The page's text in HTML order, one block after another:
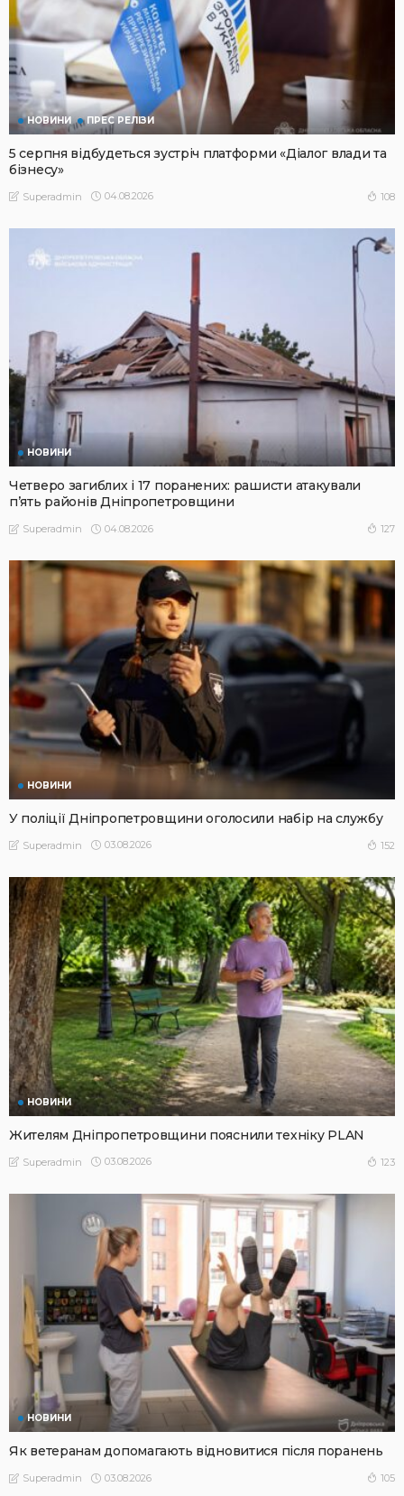
НОВИНИ ПРЕС РЕЛІЗИ
5 серпня відбудеться зустріч платформи «Діалог влади та
бізнесу»
Superadmin 04.08.2026 108
НОВИНИ
Четверо загиблих і 17 поранених: рашисти атакували
п’ять районів Дніпропетровщини
Superadmin 04.08.2026 127
НОВИНИ
У поліції Дніпропетровщини оголосили набір на службу
Superadmin 03.08.2026 152
НОВИНИ
Жителям Дніпропетровщини пояснили техніку PLAN
Superadmin 03.08.2026 123
НОВИНИ
Як ветеранам допомагають відновитися після поранень
Superadmin 03.08.2026 105